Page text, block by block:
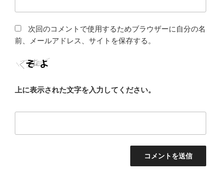
次回のコメントで使用するためブラウザーに自分の名
前、メールアドレス、サイトを保存する。
上に表示された文字を入力してください。